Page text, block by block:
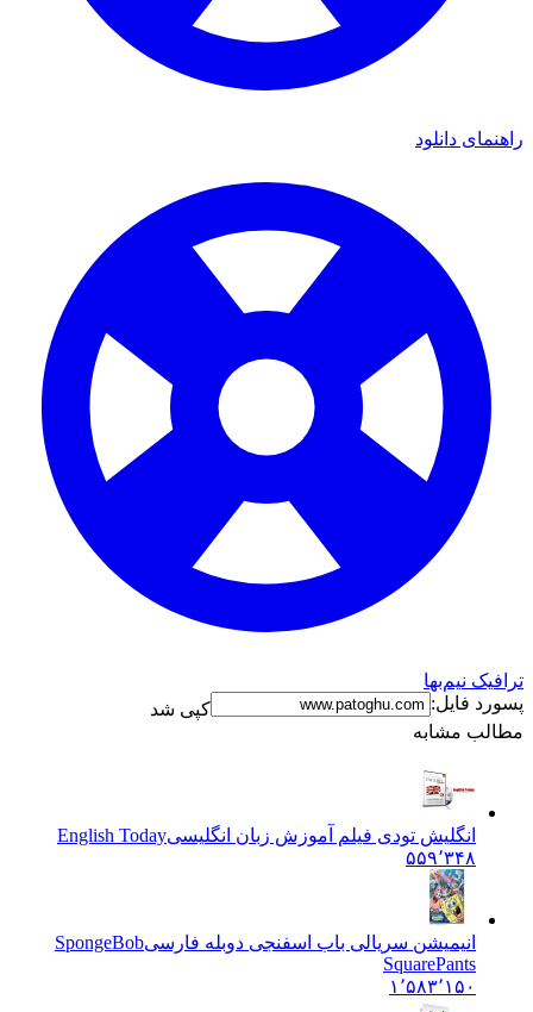
راهنمای دانلود
ترافیک نیم‌بها
پسورد فایل:
کپی شد
مطالب مشابه
انگلیش تودی فیلم آموزش زبان انگليسیEnglish Today
۵۵۹٬۳۴۸
انیمیشن سریالی باب اسفنجی دوبله فارسیSpongeBob
SquarePants
۱٬۵۸۳٬۱۵۰